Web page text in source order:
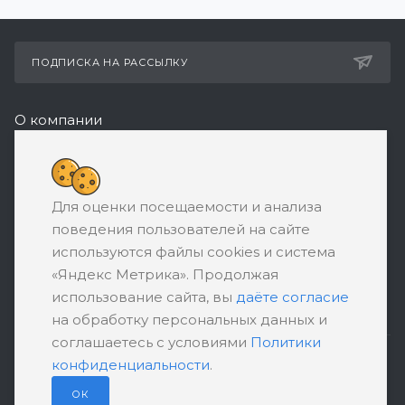
ПОДПИСКА НА РАССЫЛКУ
О компании
Реквизиты
8 (800) 550-08-77
ЗАКАЗАТЬ ЗВОНОК
support@ratingbankrotstva.ru
г. Санкт-Петербург, Невский пр-т, д. 55, БЦ
"Невский Плаза", 4 этаж, офис 407
ПОЛИТИКА КОНФИДЕНЦИАЛЬНОСТИ
ПОЛЬЗОВАТЕЛЬСКОЕ СОГЛАШЕНИЕ
Для оценки посещаемости и анализа
поведения пользователей на сайте
используются файлы cookies и система
«Яндекс Метрика». Продолжая
использование сайта, вы даёте согласие
на обработку персональных данных и
соглашаетесь с условиями Политики
конфиденциальности.
ОК